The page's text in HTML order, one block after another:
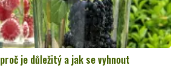
je důležitý a jak se vyhnout